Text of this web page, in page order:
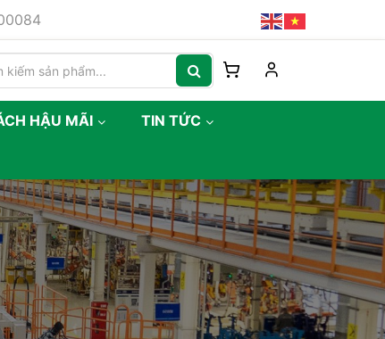
HẬU MÃI TIN TỨC